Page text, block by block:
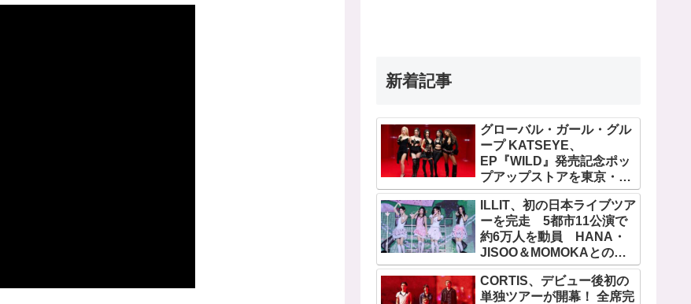
新着記事
グローバル・ガール・グル
ープ KATSEYE、
EP『WILD』発売記念ポッ
プアップストアを東京・原
宿で開催 限定グッズも登
場ILLIT、初の日本ライブツア
ーを完走 5都市11公演で
約6万人を動員 HANA・
JISOO＆MOMOKAとのス
ペシャルコラボも実現
CORTIS、デビュー後初の
単独ツアーが開幕！ 全席完